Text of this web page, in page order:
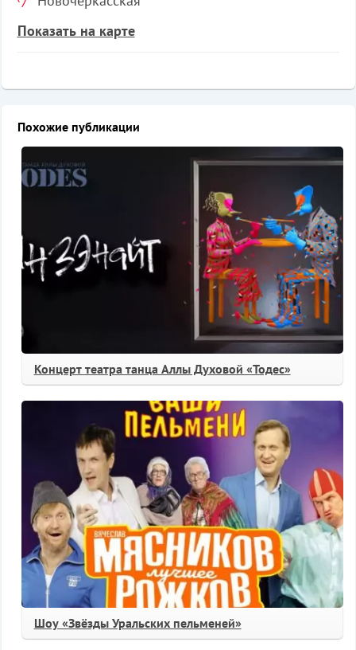
Показать на карте
Похожие публикации
Концерт театра танца Аллы Духовой «Тодес»
Шоу «Звёзды Уральских пельменей»